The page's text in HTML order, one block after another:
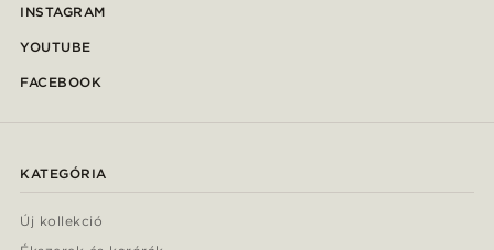
INSTAGRAM
YOUTUBE
FACEBOOK
KATEGÓRIA
Új kollekció